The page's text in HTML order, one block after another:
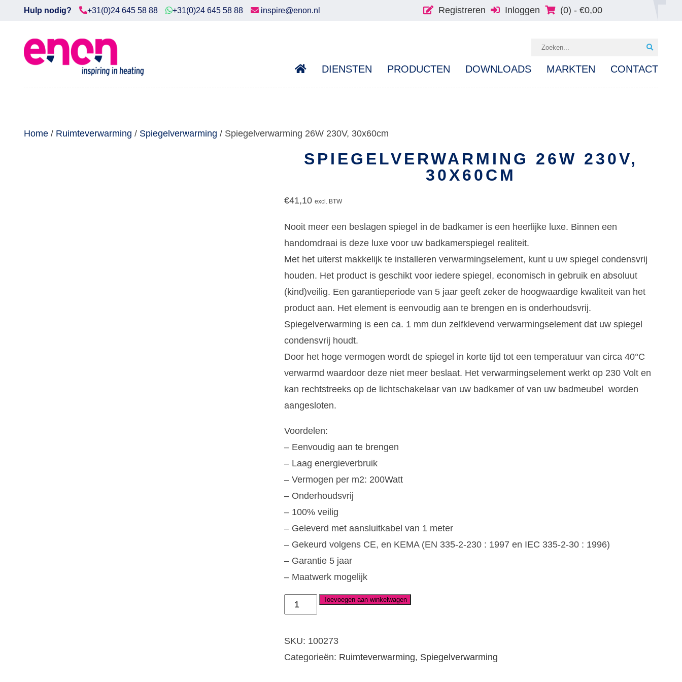
Home
Downloads
Hulp nodig? +31(0)24 645 58 88 +31(0)24 645 58 88 inspire@enon.nl Registreren Inloggen (0) - €0,00
DIENSTEN PRODUCTEN DOWNLOADS MARKTEN CONTACT
Home / Ruimteverwarming / Spiegelverwarming / Spiegelverwarming 26W 230V, 30x60cm
SPIEGELVERWARMING 26W 230V,
30X60CM
€41,10 excl. BTW
Nooit meer een beslagen spiegel in de badkamer is een heerlijke luxe. Binnen een
handomdraai is deze luxe voor uw badkamerspiegel realiteit.
Met het uiterst makkelijk te installeren verwarmingselement, kunt u uw spiegel condensvrij
houden. Het product is geschikt voor iedere spiegel, economisch in gebruik en absoluut
(kind)veilig. Een garantieperiode van 5 jaar geeft zeker de hoogwaardige kwaliteit van het
product aan. Het element is eenvoudig aan te brengen en is onderhoudsvrij.
Spiegelverwarming is een ca. 1 mm dun zelfklevend verwarmingselement dat uw spiegel
condensvrij houdt.
Door het hoge vermogen wordt de spiegel in korte tijd tot een temperatuur van circa 40°C
verwarmd waardoor deze niet meer beslaat. Het verwarmingselement werkt op 230 Volt en
kan rechtstreeks op de lichtschakelaar van uw badkamer of van uw badmeubel worden
aangesloten.
Voordelen:
– Eenvoudig aan te brengen
– Laag energieverbruik
– Vermogen per m2: 200Watt
– Onderhoudsvrij
– 100% veilig
– Geleverd met aansluitkabel van 1 meter
– Gekeurd volgens CE, en KEMA (EN 335-2-230 : 1997 en IEC 335-2-30 : 1996)
– Garantie 5 jaar
– Maatwerk mogelijk
Spiegelverwarming
Toevoegen aan winkelwagen
SKU: 100273
Categorieën: Ruimteverwarming, Spiegelverwarming